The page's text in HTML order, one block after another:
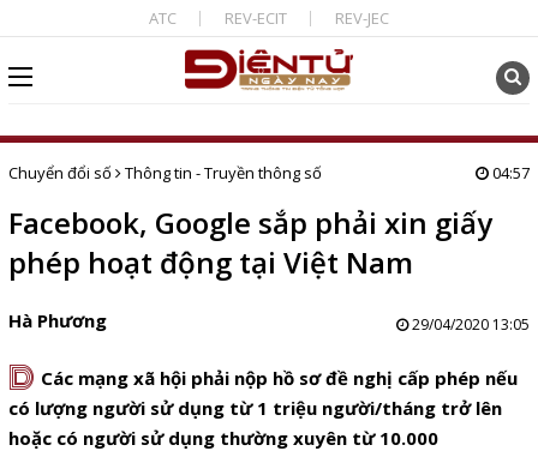
ATC REV-ECIT REV-JEC
Chuyển đổi số Thông tin - Truyền thông số 04:57
Facebook, Google sắp phải xin giấy
phép hoạt động tại Việt Nam
Hà Phương 29/04/2020 13:05
D Các mạng xã hội phải nộp hồ sơ đề nghị cấp phép nếu
có lượng người sử dụng từ 1 triệu người/tháng trở lên
hoặc có người sử dụng thường xuyên từ 10.000